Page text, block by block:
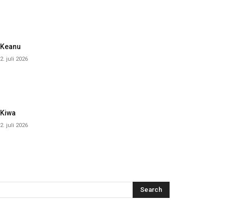
Keanu
2. juli 2026
Kiwa
2. juli 2026
Search